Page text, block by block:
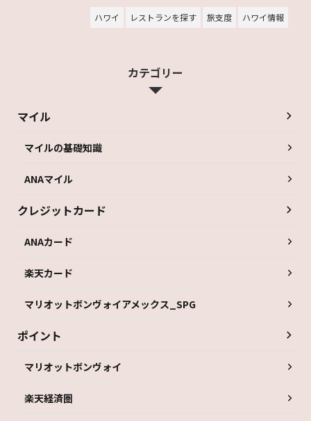
ハワイ レストランを探す 旅支度 ハワイ情報
カテゴリー
マイル
マイルの基礎知識
ANAマイル
クレジットカード
ANAカード
楽天カード
マリオットボンヴォイアメックス_SPG
ポイント
マリオットボンヴォイ
楽天経済圏